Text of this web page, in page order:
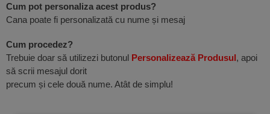
Cum pot personaliza acest produs?
Cana poate fi personalizată cu nume și mesaj
Cum procedez?
Trebuie doar să utilizezi butonul Personalizează Produsul, apoi
să scrii mesajul dorit
precum și cele două nume. Atât de simplu!